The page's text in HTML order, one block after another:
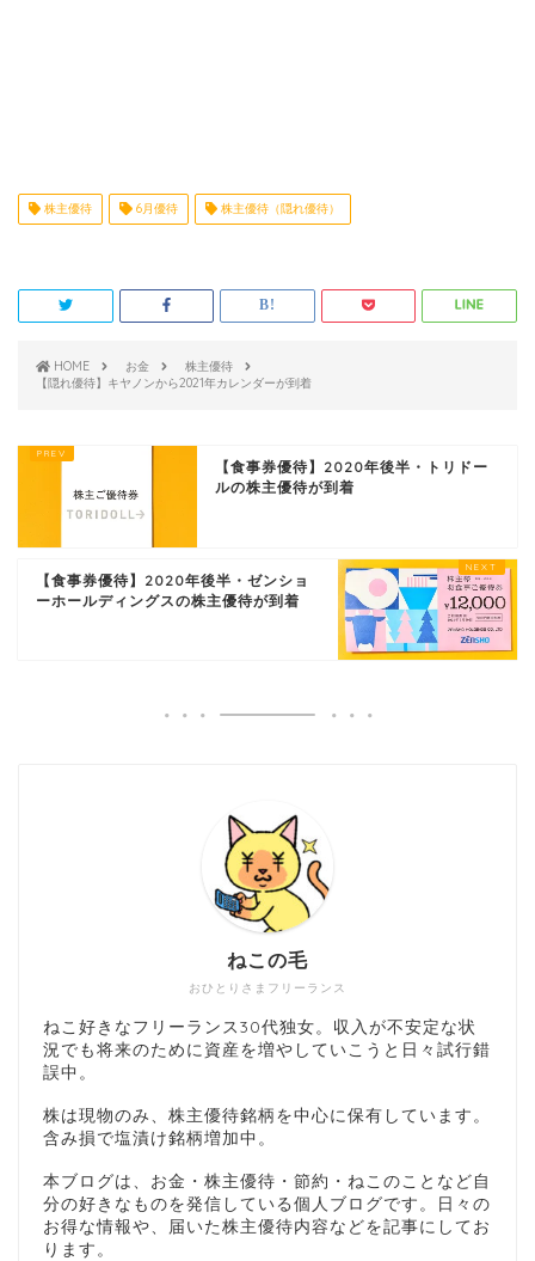
株主優待 6月優待 株主優待（隠れ優待）
HOME お金
株主優待
【隠れ優待】キヤノンから2021年カレンダーが到着
【食事券優待】2020年後半・トリドー
ルの株主優待が到着
【食事券優待】2020年後半・ゼンショ
ーホールディングスの株主優待が到着
おひとりさまフリーランス
ねこの毛
ねこ好きなフリーランス30代独女。収入が不安定な状
況でも将来のために資産を増やしていこうと日々試行錯
誤中。
株は現物のみ、株主優待銘柄を中心に保有しています。
含み損で塩漬け銘柄増加中。
本ブログは、お金・株主優待・節約・ねこのことなど自
分の好きなものを発信している個人ブログです。日々の
お得な情報や、届いた株主優待内容などを記事にしてお
ります。